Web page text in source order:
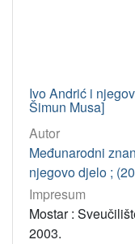
Ivo Andrić i
Šimun Musa]
Autor
Međunarodni
njegovo djelo ;
Impresum
Mostar :
2003.